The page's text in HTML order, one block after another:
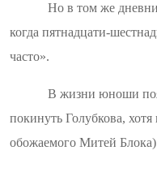
Но втом же
когда пятнадцати-
часто».
В жизни юноши
покинуть Голубкова,
обожаемого Митей